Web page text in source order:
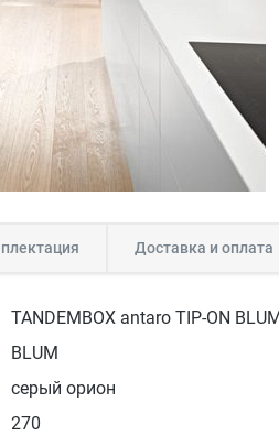
Доставка и оплата
TANDEMBOX antaro TIP-ON
BLUM
серый орион
270